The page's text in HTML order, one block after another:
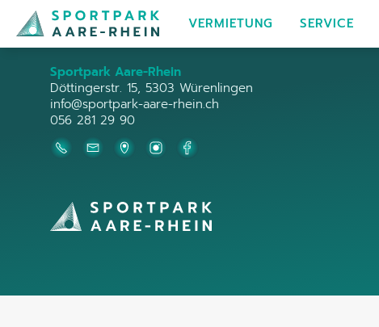
VERMIETUNG SERVICE
Sportpark Aare-Rhein
Döttingerstr. 15, 5303 Würenlingen
info@sportpark-aare-rhein.ch
056 281 29 90